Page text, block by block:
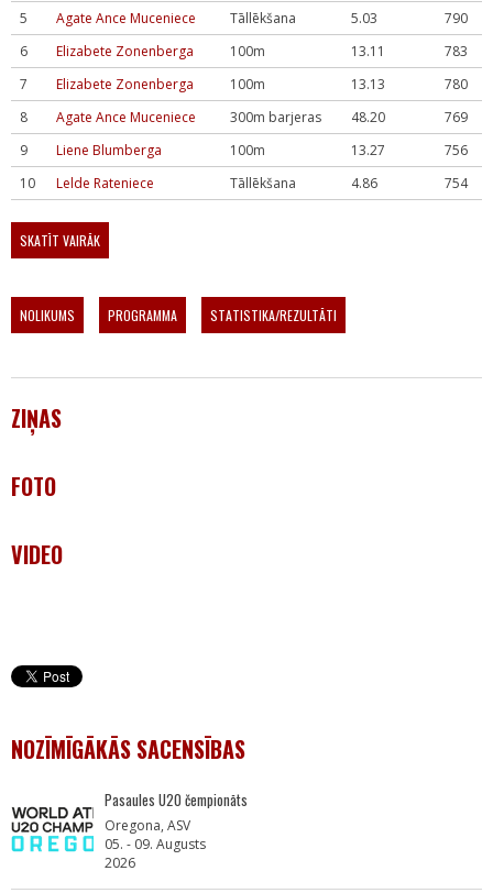
5
Agate Ance Muceniece Tāllēkšana 5.03
790
6
Elizabete Zonenberga 100m 13.11
783
7
Elizabete Zonenberga 100m 13.13
780
8
Agate Ance Muceniece 300m barjeras 48.20
769
9
Liene Blumberga 100m 13.27
756
10
Lelde Rateniece Tāllēkšana 4.86 754
SKATĪT VAIRĀK
NOLIKUMS PROGRAMMA STATISTIKA/REZULTĀTI
ZIŅAS
FOTO
VIDEO
NOZĪMĪGĀKĀS SACENSĪBAS
Pasaules U20 čempionāts
Oregona, ASV
05. - 09. Augusts
2026